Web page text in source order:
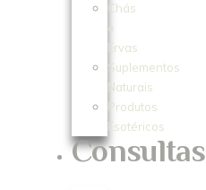
Chás
e
Ervas
Suplementos
Naturais
Produtos
Esotéricos
Consultas